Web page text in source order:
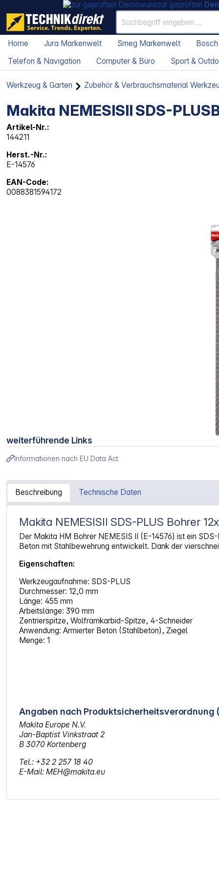
zur geprüften
Home Jura Markenwelt Smeg Markenwelt
Telefon & Navigation
Computer & Büro Sport &
Werkzeug & Garten Zubehör & Verbrauchsmaterial
Makita NEMESISII SDS-
Artikel-Nr.:
144211
Herst.-Nr.:
E-14576
EAN-Code:
0088381594172
weiterführende Links
Informationen nach EU Data Act
Beschreibung Technische Daten
Artikelinformationen "Makita NEMESISII SDS-
Makita NEMESISII SDS-PLUS Bohrer
Der Makita HM Bohrer NEMESIS II (E-14576) ist ein
Beton mit Stahlbewehrung entwickelt. Dank der
Eigenschaften:
Werkzeugaufnahme: SDS-PLUS
Durchmesser: 12,0 mm
Länge: 455 mm
Arbeitslänge: 390 mm
Zentrierspitze, Wolframkarbid-Spitze, 4-Schneider
Anwendung: Armierter Beton (Stahlbeton), Ziegel
Menge: 1
Angaben nach Produktsicherheitsverordnung
Makita Europe N.V.
Jan-Baptist Vinkstraat 2
B 3070 Kortenberg
Tel.: +32 2 257 18 40
E-Mail: MEH@makita.eu